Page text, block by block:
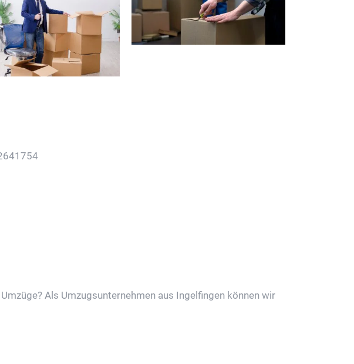
Als Umzugsunternehmen aus Ingelfingen können wir